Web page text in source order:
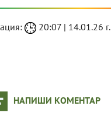
20:07 | 14.01.26 г.
НАПИШИ КОМЕНТАР